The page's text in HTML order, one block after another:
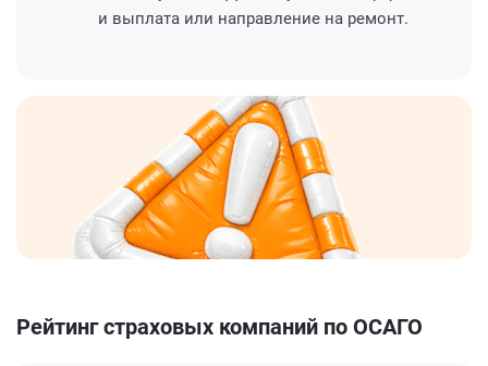
и выплата или направление на ремонт.
Рейтинг страховых компаний по ОСАГО